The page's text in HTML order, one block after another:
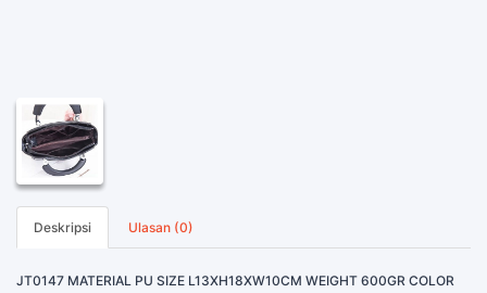
Deskripsi Ulasan (0)
JT0147 MATERIAL PU SIZE L13XH18XW10CM WEIGHT 600GR COLOR